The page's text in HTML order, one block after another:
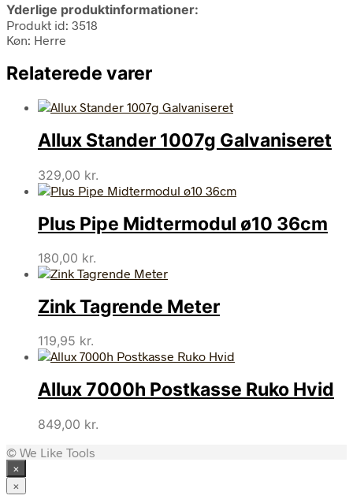
Yderlige produktinformationer:
Produkt id: 3518
Køn: Herre
Relaterede varer
Allux Stander 1007g Galvaniseret
329,00 kr.
Plus Pipe Midtermodul ø10 36cm
180,00 kr.
Zink Tagrende Meter
119,95 kr.
Allux 7000h Postkasse Ruko Hvid
849,00 kr.
© We Like Tools
×
×